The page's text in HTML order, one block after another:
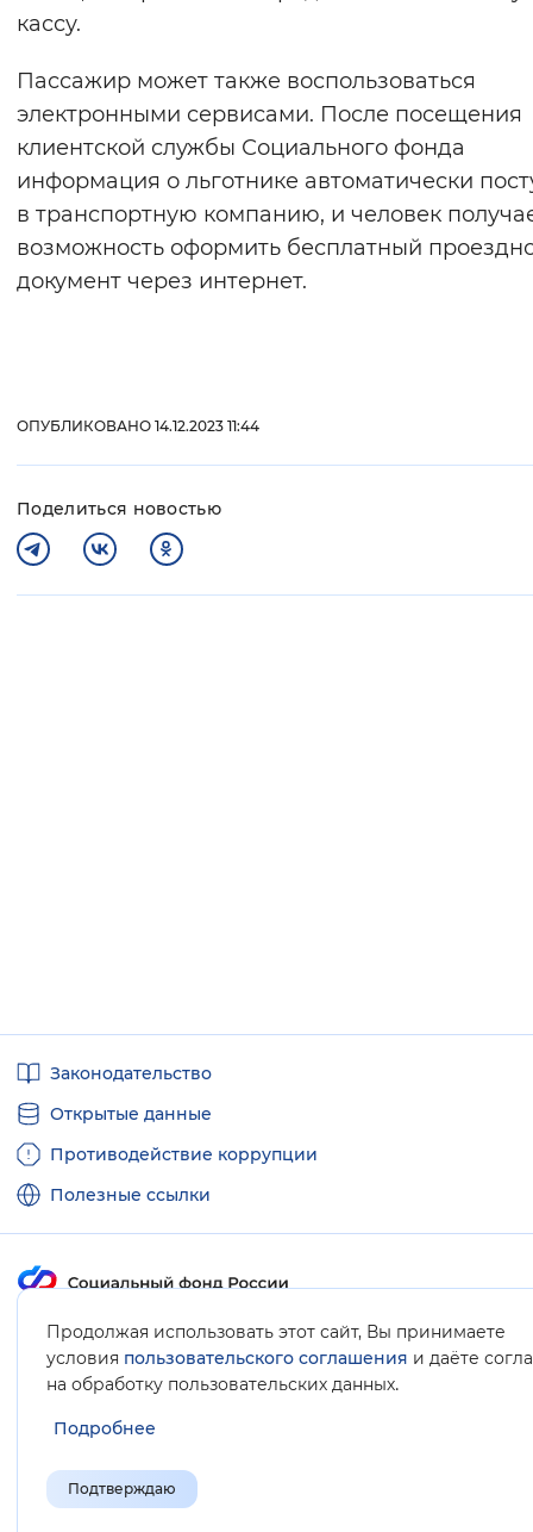
кассу.
Пассажир может также воспользоваться
электронными сервисами. После посещения
клиентской службы Социального фонда
информация о льготнике автоматически
в транспортную компанию, и человек
возможность оформить бесплатный
документ через интернет.
ОПУБЛИКОВАНО 14.12.2023 11:44
Поделиться новостью
Продолжая использовать этот сайт, Вы принимаете
условия пользовательского соглашения и даёте
на обработку пользовательских данных.
Подробнее
Подтверждаю
ссылкиЗаконодательство
Открытые данные
Противодействие коррупции
Полезные ссылки
Карта сайта
© Социальный фонд России, 2008-2026